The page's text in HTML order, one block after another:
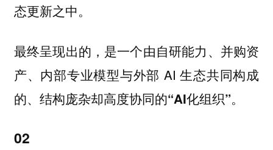
态更新之中。
最终呈现出的，是一个由自研能力、并购资
产、内部专业模型与外部 AI 生态共同构成
的、 结构庞杂却高度协同的“AI化组织”。
02